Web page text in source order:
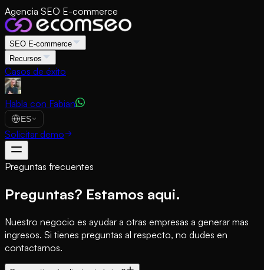
Agencia SEO E-commerce
SEO E-commerce
Recursos
Casos de éxito
Habla con Fabian
ES
Solicitar demo
Preguntas frecuentes
Preguntas? Estamos aqui.
Nuestro negocio es ayudar a otras empresas a generar mas
ingresos. Si tienes preguntas al respecto, no dudes en
contactarnos.